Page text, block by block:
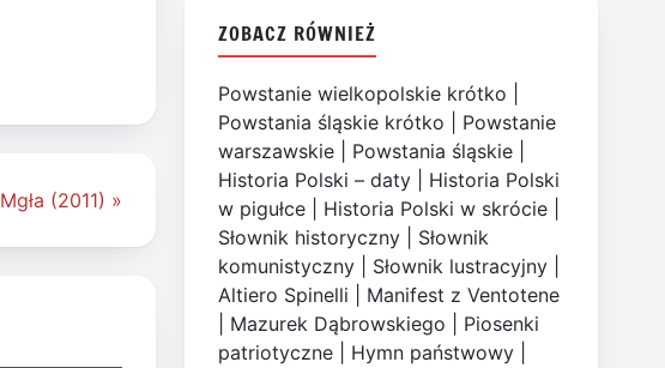
Mgła (2011) »
ZOBACZ RÓWNIEŻ
Powstanie wielkopolskie krótko
Powstania śląskie krótko
Powstanie
warszawskie
Powstania śląskie
Historia Polski – daty
Historia Polski
w pigułce
Historia Polski w skrócie
Słownik historyczny
Słownik
komunistyczny
Słownik lustracyjny
Altiero Spinelli
Manifest z Ventotene
Mazurek Dąbrowskiego
Piosenki
patriotyczne
Hymn państwowy